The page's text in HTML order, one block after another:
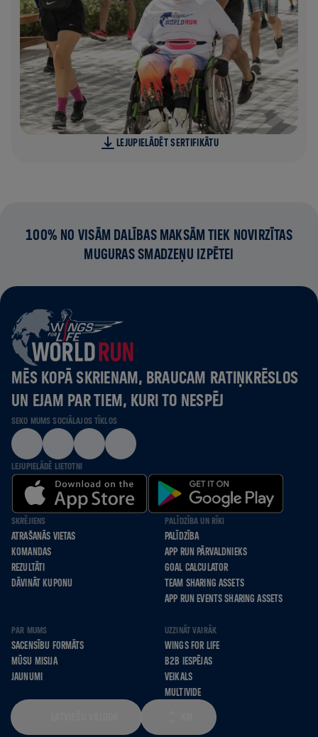
LEJUPIELĀDĒT SERTIFIKĀTU
100% NO VISĀM DALĪBAS MAKSĀM TIEK NOVIRZĪTAS
MUGURAS SMADZEŅU IZPĒTEI
MĒS KOPĀ SKRIENAM, BRAUCAM RATIŅKRĒSLOS
UN EJAM PAR TIEM, KURI TO NESPĒJ
SEKO MUMS SOCIĀLAJOS TĪKLOS
LEJUPIELĀDĒ LIETOTNI
SKRĒJIENS
ATRAŠANĀS VIETAS
KOMANDAS
REZULTĀTI
DĀVINĀT KUPONU
PALĪDZĪBA UN RĪKI
PALĪDZĪBA
APP RUN PĀRVALDNIEKS
GOAL CALCULATOR
TEAM SHARING ASSETS
APP RUN EVENTS SHARING ASSETS
PAR MUMS
SACENSĪBU FORMĀTS
MŪSU MISIJA
JAUNUMI
UZZINĀT VAIRĀK
WINGS FOR LIFE
B2B IESPĒJAS
VEIKALS
MULTIVIDE